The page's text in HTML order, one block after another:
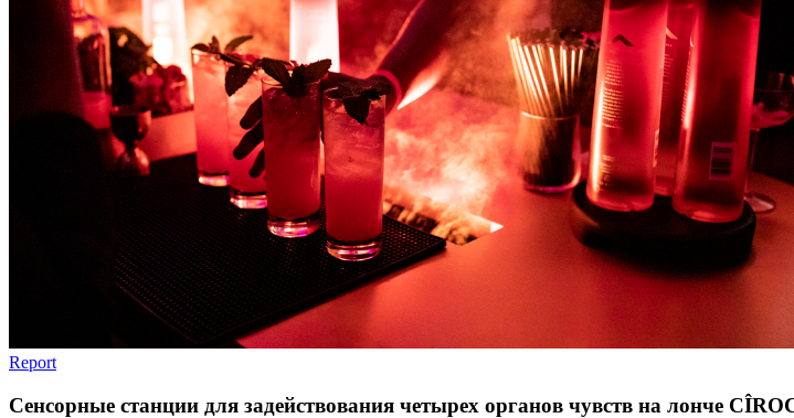
Report
Сенсорные станции для задействования четырех органов чувств на лонче